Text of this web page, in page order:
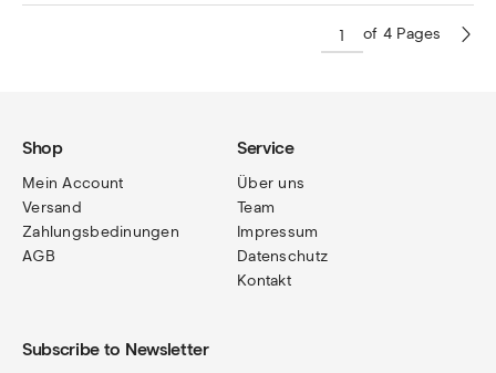
of 4 Pages
Shop
Mein Account
Versand
Zahlungsbedinungen
AGB
Service
Über uns
Team
Impressum
Datenschutz
Kontakt
Subscribe to Newsletter